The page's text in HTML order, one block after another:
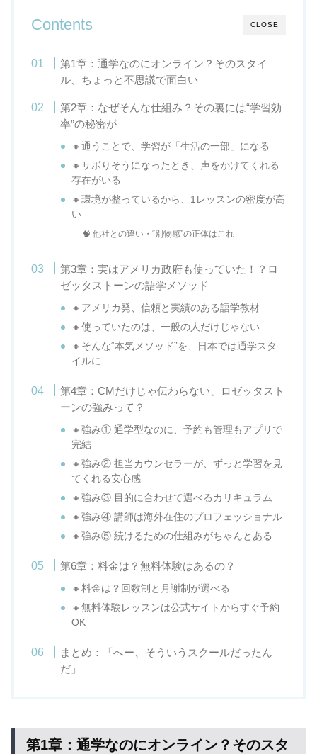
CLOSE
Contents
第1章：通学なのにオンライン？そのスタイ
ル、ちょっと不思議で面白い
第2章：なぜそんな仕組み？その裏には“学習効
率”の秘密が
🔸通うことで、学習が「生活の一部」になる
🔸サボりそうになったとき、声をかけてくれる
存在がいる
🔸環境が整っているから、1レッスンの密度が高
い
🧠 他社との違い・“別物感”の正体はこれ
第3章：実はアメリカ政府も使っていた！？ロ
ゼッタストーンの語学メソッド
🔸アメリカ発、信頼と実績のある語学教材
🔸使っていたのは、一般の人だけじゃない
🔸そんな“本気メソッド”を、日本では通学スタ
イルに
第4章：CMだけじゃ伝わらない、ロゼッタスト
ーンの強みって？
🔸強み① 通学型なのに、予約も管理もアプリで
完結
🔸強み② 担当カウンセラーが、ずっと学習を見
てくれる安心感
🔸強み③ 目的に合わせて選べるカリキュラム
🔸強み④ 講師は海外在住のプロフェッショナル
🔸強み⑤ 続けるための仕組みがちゃんとある
第6章：料金は？無料体験はあるの？
🔸料金は？回数制と月謝制が選べる
🔸無料体験レッスンは公式サイトからすぐ予約
OK
まとめ：「へー、そういうスクールだったん
だ」
第1章：通学なのにオンライン？そのスタ